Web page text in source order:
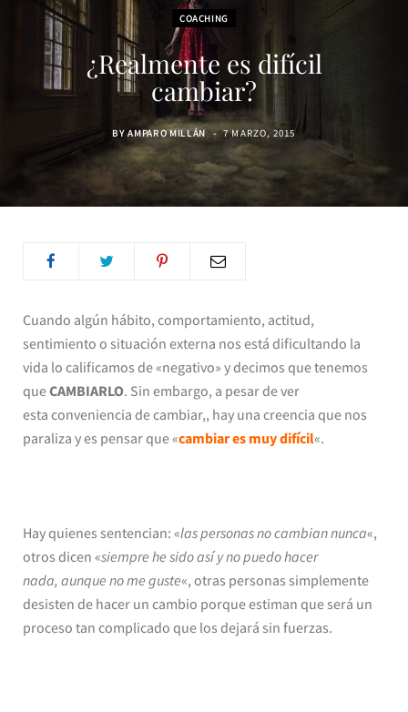
COACHING
¿Realmente es difícil
cambiar?
BYAMPARO MILLÁN 7 MARZO, 2015
Cuando algún hábito, comportamiento, actitud,
sentimiento o situación externa nos está dificultando la
vida lo calificamos de «negativo» y decimos que tenemos
queCAMBIARLO. Sin embargo, a pesar de ver
esta conveniencia de cambiar,, hay una creencia que nos
paraliza y es pensar que «cambiar es muy difícil«.
Hay quienes sentencian: «las personas no cambian nunca«,
otros dicen «siempre he sido así y no puedo hacer
nada, aunque no me guste«, otras personas simplemente
desisten de hacer un cambio porque estiman que será un
proceso tan complicado que los dejará sin fuerzas.